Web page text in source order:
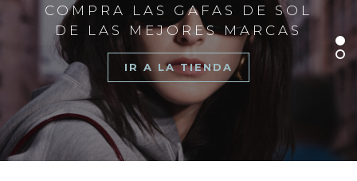
COMPRA LAS GAFAS DE SOL
DE LAS MEJORES MARCAS
IR A LA TIENDA